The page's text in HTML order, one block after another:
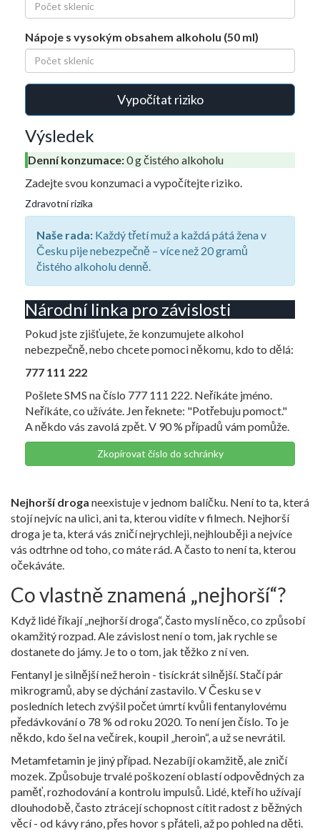
Nápoje s vysokým obsahem alkoholu (50 ml)
Vypočítat riziko
Výsledek
Denní konzumace:0g čistého alkoholu
Zadejte svou konzumaci a vypočítejte riziko.
Zdravotní rizika
Naše rada: Každý třetí muž a každá pátá žena v
Česku pije nebezpečně – více než 20 gramů
čistého alkoholu denně.
Národní linka pro závislosti
Pokud jste zjišťujete, že konzumujete alkohol
nebezpečně, nebo chcete pomoci někomu, kdo to dělá:
777 111 222
Pošlete SMS na číslo 777 111 222. Neříkáte jméno.
Neříkáte, co užíváte. Jen řeknete: "Potřebuju pomoct."
A někdo vás zavolá zpět. V 90 % případů vám pomůže.
Zkopírovat číslo do schránky
Nejhorší droga neexistuje v jednom balíčku. Není to ta, která
stojí nejvíc na ulici, ani ta, kterou vidíte v filmech. Nejhorší
droga je ta, která vás zničí nejrychleji, nejhlouběji a nejvíce
vás odtrhne od toho, co máte rád. A často to není ta, kterou
očekáváte.
Co vlastně znamená „nejhorší“?
Když lidé říkají „nejhorší droga“, často myslí něco, co způsobí
okamžitý rozpad. Ale závislost není o tom, jak rychle se
dostanete do jámy. Je to o tom, jak těžko z ní ven.
Fentanyl je silnější než heroin - tisíckrát silnější. Stačí pár
mikrogramů, aby se dýchání zastavilo. V Česku se v
posledních letech zvýšil počet úmrtí kvůli fentanylovému
předávkování o 78 % od roku 2020. To není jen číslo. To je
někdo, kdo šel na večírek, koupil „heroin“, a už se nevrátil.
Metamfetamin je jiný případ. Nezabíjí okamžitě, ale zničí
mozek. Způsobuje trvalé poškození oblastí odpovědných za
paměť, rozhodování a kontrolu impulsů. Lidé, kteří ho užívají
dlouhodobě, často ztrácejí schopnost cítit radost z běžných
věcí - od kávy ráno, přes hovor s přáteli, až po pohled na děti.